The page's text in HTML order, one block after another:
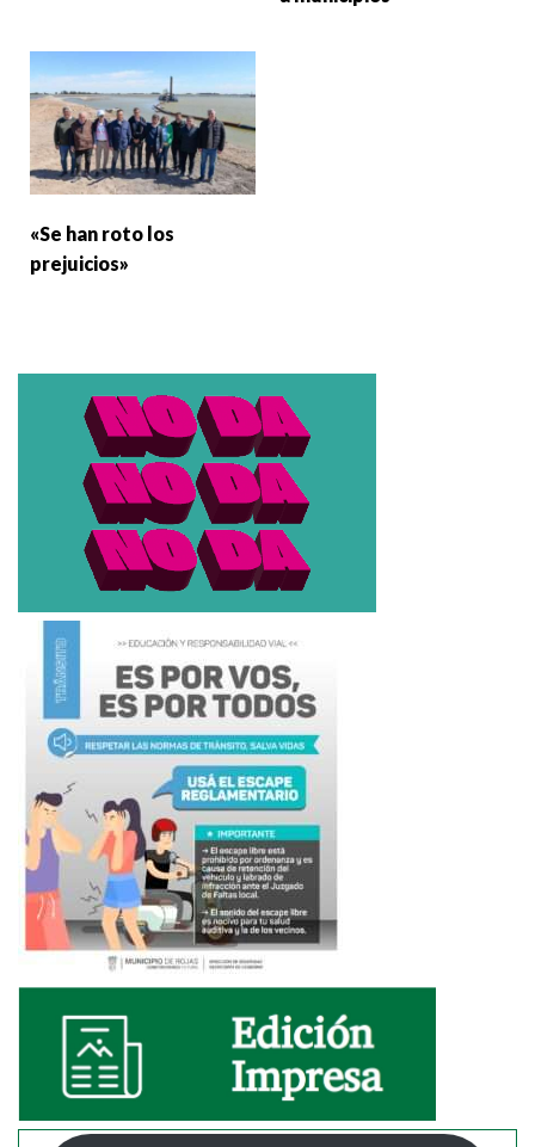
«Se han roto los
prejuicios»